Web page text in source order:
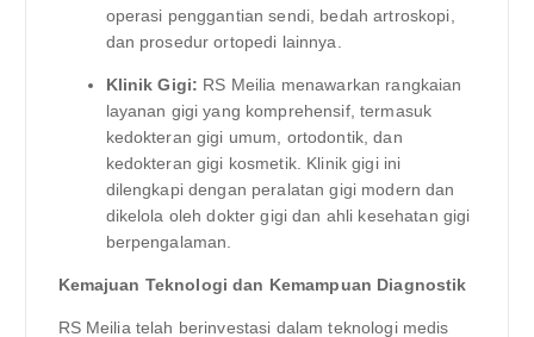
operasi penggantian sendi, bedah artroskopi,
dan prosedur ortopedi lainnya.
Klinik Gigi: RS Meilia menawarkan rangkaian
layanan gigi yang komprehensif, termasuk
kedokteran gigi umum, ortodontik, dan
kedokteran gigi kosmetik. Klinik gigi ini
dilengkapi dengan peralatan gigi modern dan
dikelola oleh dokter gigi dan ahli kesehatan gigi
berpengalaman.
Kemajuan Teknologi dan Kemampuan Diagnostik
RS Meilia telah berinvestasi dalam teknologi medis